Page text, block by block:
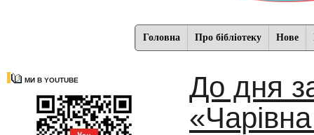
Головна Про бібліотеку Нове
МИ В YOUTUBE
До дня
«Чарівна